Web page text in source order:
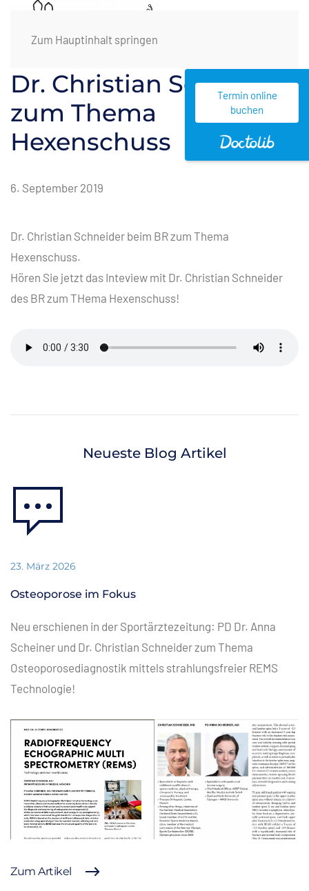
Termin online
buchen
Zum Hauptinhalt springen
Dr. Christian Schneider
zum Thema
Hexenschuss
6. September 2019
Dr. Christian Schneider beim BR zum Thema
Hexenschuss.
Hören Sie jetzt das Inteview mit Dr. Christian Schneider
des BR zum THema Hexenschuss!
Neueste Blog Artikel
23. März 2026
Osteoporose im Fokus
Neu erschienen in der Sportärztezeitung: PD Dr. Anna
Scheiner und Dr. Christian Schneider zum Thema
Osteoporosediagnostik mittels strahlungsfreier REMS
Technologie!
Zum Artikel